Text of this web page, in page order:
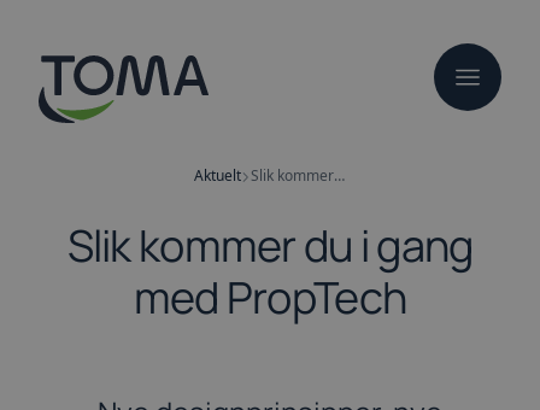
hovedinnhold
Aktuelt Slik kommer du i gang med PropTech
Slik kommer du i gang
med PropTech